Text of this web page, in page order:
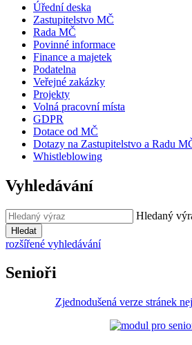
Úřední deska
Zastupitelstvo MČ
Rada MČ
Povinné informace
Finance a majetek
Podatelna
Veřejné zakázky
Projekty
Volná pracovní místa
GDPR
Dotace od MČ
Dotazy na Zastupitelstvo a Radu
Whistleblowing
Vyhledávání
Hledaný
Hledat
rozšířené vyhledávání
Senioři
Zjednodušená verze stránek